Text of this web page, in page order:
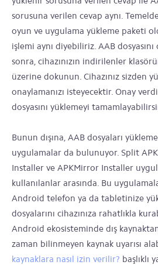
sorusuna verilen cevap aynı.
oyun ve uygulama yükleme paketi
işlemi aynı diyebiliriz. AAB
sonra, cihazınızın indirilenler
üzerine dokunun. Cihazınız sizden
onaylamanızı isteyecektir. Onay
dosyasını yüklemeyi
Bunun dışına, AAB dosyaları
uygulamalar da bulunuyor. Split
Installer ve APKMirror Installer
kullanılanlar arasında. Bu
Android telefon ya da tabletinize
dosyalarını cihazınıza rahatlıkla
Android ekosisteminde dış
zaman bilinmeyen kaynak uyarısı
kaynaklara nasıl izin verilir? başlıklı